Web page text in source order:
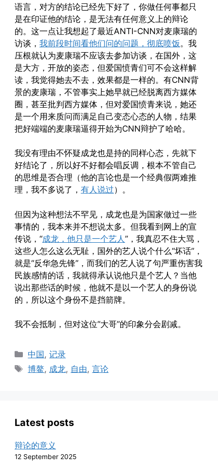
语言，对方的结论已经先下好了，你做任何事都只
是在印证他的结论，是无法有任何意义上的辩论
的。这一点让我想起了最近ANTI-CNN对麦康瑞的
访谈， 我前段时间看他们问的问题，彻底喷饭 。我
压根就认为麦康瑞不应该去参加访谈，在国外，这
是大方，开放的姿态，但爱国愤青们可不会这样解
读，我觉得她去不去，效果都是一样的。有CNN背
景的麦康瑞，不管事实上她早就已经脱离西方媒体
圈，甚至批判西方媒体，但对爱国愤青来说，她还
是一个用来质问而满足自己变态心态的人物，结果
把好端端的麦康瑞逼得开始为CNN辩护了哈哈。
我没有理由不怀疑成龙也是持的同样心态，先就下
好结论了，所以好不好都会唱反调，根本不管自己
的思维是否合理（他的言论也是一个经典假两难推
理，我不多说了， 有人说过）。
但因为这种想法不罕见，成龙也是为国家做过一些
事情的，我本来并不想说太多。但我看到网上的宣
传说，“成龙，他只是一个艺人 ”，我真忍不住大骂，
这些人怎么这么无耻，国外的艺人说个什么“坏话”，
就是“反华急先锋”，而我们的艺人说了句严重伤害我
民族感情的话，我就得承认说他只是个艺人？当他
说出那些话的时候，他就不是以一个艺人的身份说
的，所以这个身份不是挡箭牌。
我不会抵制，但对这位“大哥”的印象分会剧减。
Categories
中国 ,记录
Tags
博鳌, 成龙, 自由,言论
Latest posts
辩论的意义
12 September 2025